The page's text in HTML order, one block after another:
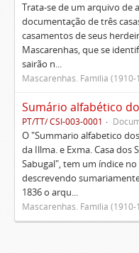
Trata-se de um arquivo de
documentação de três
casamentos de seus
Mascarenhas, que se
sairão n...
Mascarenhas. Família (1910-
PT/TT/ CSI-003-0001
O "Summario alfabetico
da Illma. e Exma. Casa dos
Sabugal", tem um índice
descrevendo
1836 o arqu...
Mascarenhas. Família (1910-